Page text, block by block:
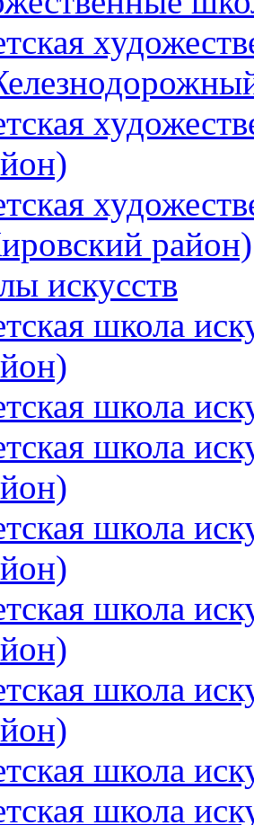
район)
искусств
школа
школа
школа
школа
школа
школа
школа
школа